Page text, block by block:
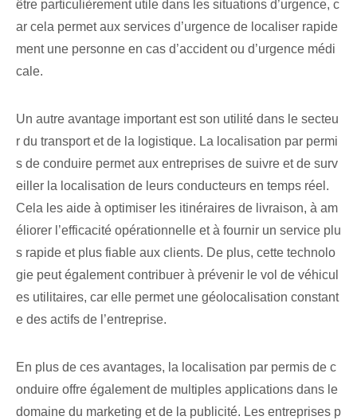
être particulièrement utile dans les situations d’urgence, c
ar cela permet aux services d’urgence de localiser rapide
ment une personne en cas d’accident ou d’urgence médi
cale.
Un autre avantage important est son utilité dans le secteu
r du transport et de la logistique. La localisation par permi
s de conduire permet aux entreprises de suivre et de surv
eiller la localisation de leurs conducteurs en temps réel.
Cela les aide à optimiser les itinéraires de livraison, à am
éliorer l’efficacité opérationnelle et à fournir un service plu
s rapide et plus fiable aux clients. De plus, cette technolo
gie peut également contribuer à prévenir le vol de véhicul
es utilitaires, car elle permet une géolocalisation constant
e des actifs de l’entreprise.
En plus de ces avantages, la localisation par permis de c
onduire offre également de multiples applications dans le
domaine du marketing et de la publicité. Les entreprises p